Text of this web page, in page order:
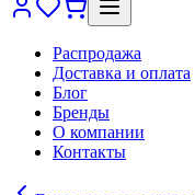
Распродажа
Доставка и оплата
Блог
Бренды
О компании
Контакты